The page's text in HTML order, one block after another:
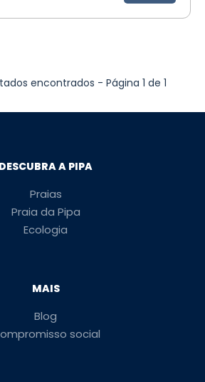
encontrados - Página 1 de 1
DESCUBRA A PIPA
Praias
Praia da Pipa
Ecologia
MAIS
Blog
social